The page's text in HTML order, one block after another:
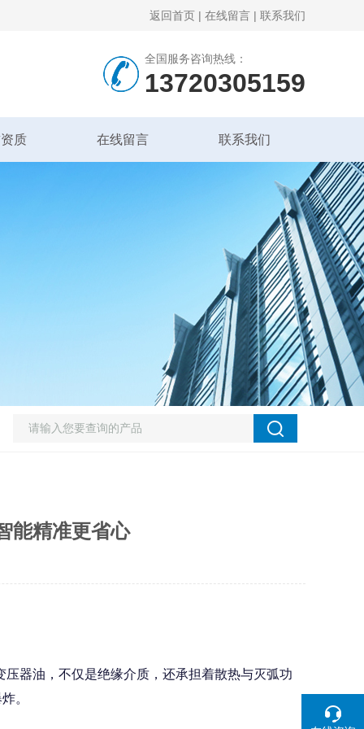
返回首页 | 在线留言 | 联系我们
全国服务咨询热线：
13720305159
质 在线留言 联系我们
能精准更省心
器油，不仅是绝缘介质，还承担着散热与灭弧功
。